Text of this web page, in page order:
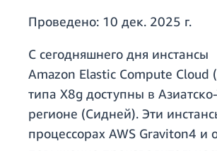
Проведено: 10 дек. 2025 г.
С сегодняшнего дня инстансы
Amazon Elastic Compute Cloud
типа X8g доступны в
регионе (Сидней). Эти
процессорах AWS Graviton4 и